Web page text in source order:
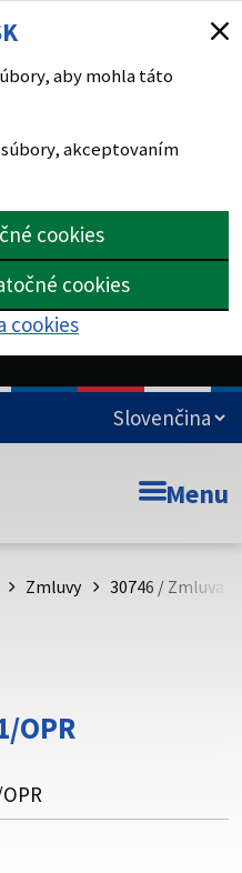
aby mohla táto
akceptovaním
cookies
cookies
cookies
Prešovského
že zdieľate informácie iba
Zabezpečená stránka
domény webového sídla.
Menu
Zmluvy 30746 / Zmluva
OPR